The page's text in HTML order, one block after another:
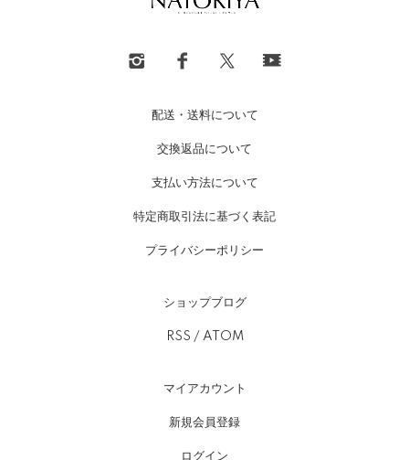
配送・送料について
交換返品について
支払い方法について
特定商取引法に基づく表記
プライバシーポリシー
ショップブログ
RSS / ATOM
マイアカウント
新規会員登録
ログイン